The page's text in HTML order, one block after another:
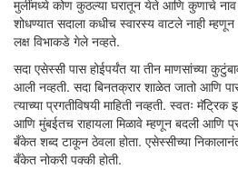
मुलींमध्ये कोण कुठल्या घरातून येते आणि कुणाचे नाव
शोधण्यात सदाला कधीच स्वारस्य वाटले नाही
लक्ष विभाकडे गेले नव्हते.
सदा एसेस्सी पास होईपर्यंत या तीन माणसांच्या
आली नव्हती. सदा बिनतक्रार शाळेत जातो आणि पास
त्याच्या प्रगतीविषयी माहिती नव्हती. स्वतः
आणि मुंबईतच राहायला मिळावे म्हणून बदली आणि
बँकेत शब्द टाकून ठेवला होता. एसेस्सीच्या
बँकेत नोकरी पक्की होती.